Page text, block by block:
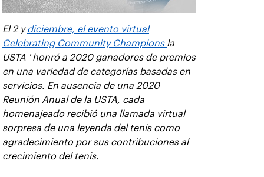
El 2 ydiciembre, el evento virtual
Celebrating Community Champions la
USTA ' honró a 2020 ganadores de premios
en una variedad de categorías basadas en
servicios. En ausencia de una 2020
Reunión Anual de la USTA, cada
homenajeado recibió una llamada virtual
sorpresa de una leyenda del tenis como
agradecimiento por sus contribuciones al
crecimiento del tenis.